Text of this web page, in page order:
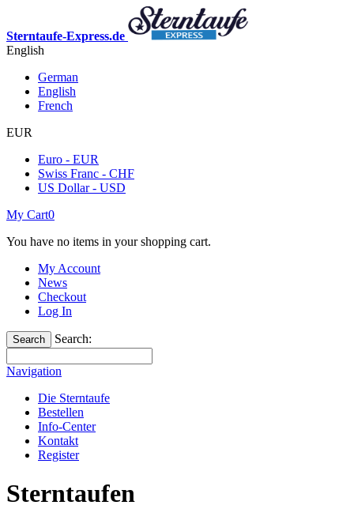
Sterntaufe-Express.de
English
German
English
French
EUR
Euro - EUR
Swiss Franc - CHF
US Dollar - USD
My Cart0
You have no items in your shopping cart.
My Account
News
Checkout
Log In
Search Search:
Navigation
Die Sterntaufe
Bestellen
Info-Center
Kontakt
Register
Sterntaufen